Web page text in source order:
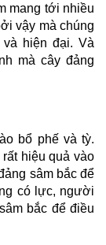
mang tới nhiều
vậy mà chúng
hiện đại. Và
mà cây đảng
bổ phế và tỳ.
hiệu quả vào
sâm bắc để
có lực, người
bắc để điều